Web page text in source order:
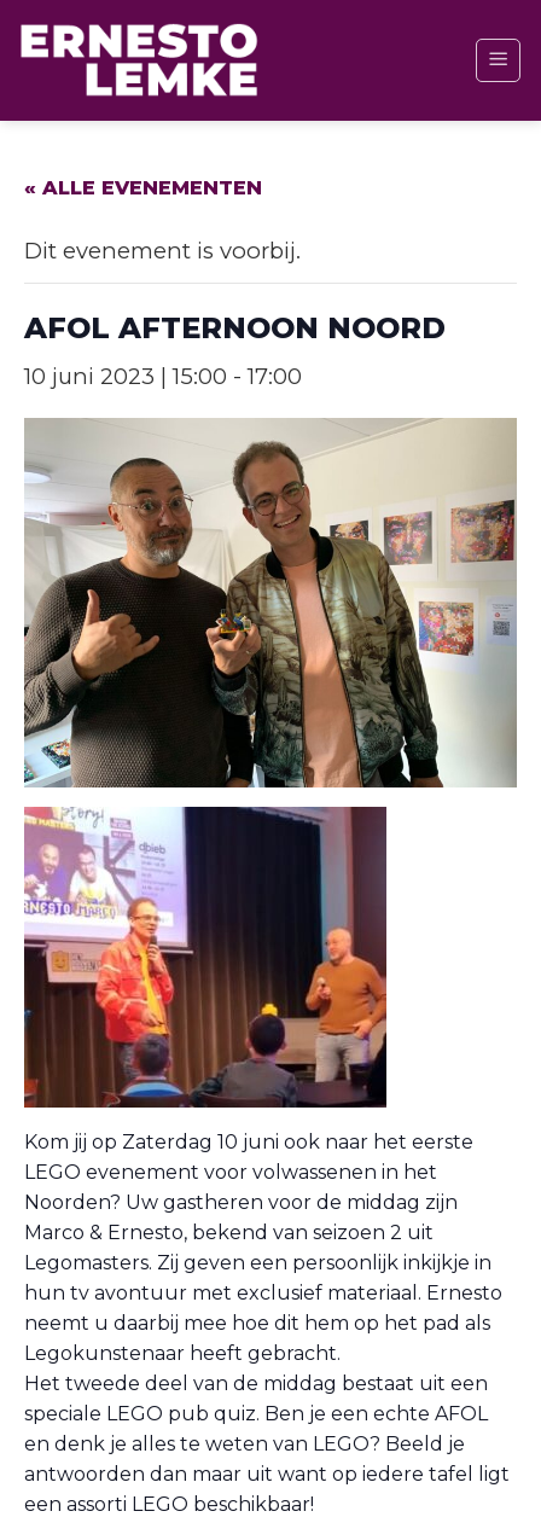
Ga
naar
« ALLE EVENEMENTEN
Dit evenement is voorbij.
AFOL AFTERNOON NOORD
10 juni 2023 | 15:00 -17:00
Kom jij op Zaterdag 10 juni ook naar het eerste
LEGO evenement voor volwassenen in het
Noorden? Uw gastheren voor de middag zijn
Marco & Ernesto, bekend van seizoen 2 uit
Legomasters. Zij geven een persoonlijk inkijkje in
hun tv avontuur met exclusief materiaal. Ernesto
neemt u daarbij mee hoe dit hem op het pad als
Legokunstenaar heeft gebracht.
Het tweede deel van de middag bestaat uit een
speciale LEGO pub quiz. Ben je een echte AFOL
en denk je alles te weten van LEGO? Beeld je
antwoorden dan maar uit want op iedere tafel ligt
een assorti LEGO beschikbaar!